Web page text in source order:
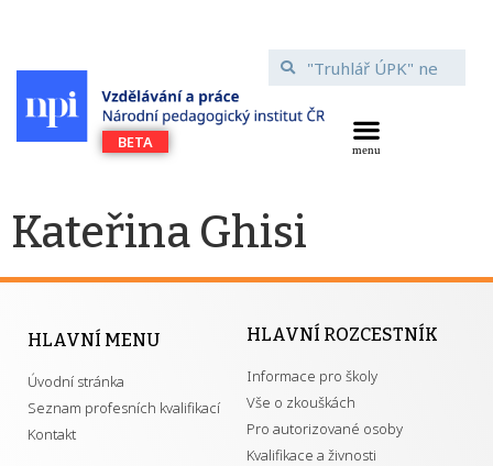
Kateřina Ghisi
HLAVNÍ MENU
Úvodní stránka
Seznam profesních kvalifikací
Kontakt
HLAVNÍ ROZCESTNÍK
Informace pro školy
Vše o zkouškách
Pro autorizované osoby
Kvalifikace a živnosti